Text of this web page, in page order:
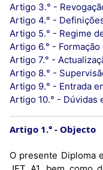
Artigo 3.° -
Artigo 4.° -
Artigo 5.° - Regime
Artigo 6.° - Formação
Artigo 7.° -
Artigo 8.° -
Artigo 9.° - Entrada
Artigo 10.° - Dúvidas
Artigo 1.° Objecto
O presente Diploma